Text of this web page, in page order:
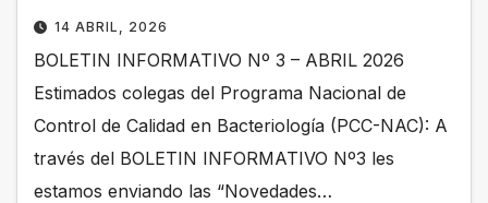
14 ABRIL, 2026
BOLETIN INFORMATIVO Nº 3 – ABRIL 2026
Estimados colegas del Programa Nacional de
Control de Calidad en Bacteriología (PCC-NAC): A
través del BOLETIN INFORMATIVO Nº3 les
estamos enviando las “Novedades…